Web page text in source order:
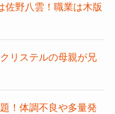
佐野八雲！職業は木版
リステルの母親が兄
！体調不良や多量発